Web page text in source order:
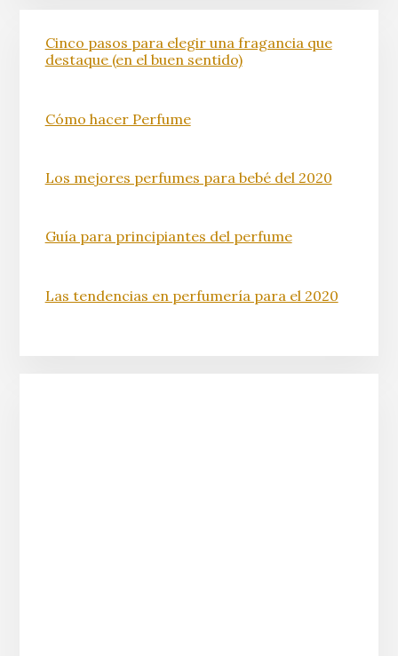
Cinco pasos para elegir una fragancia que
destaque (en el buen sentido)
Cómo hacer Perfume
Los mejores perfumes para bebé del 2020
Guía para principiantes del perfume
Las tendencias en perfumería para el 2020